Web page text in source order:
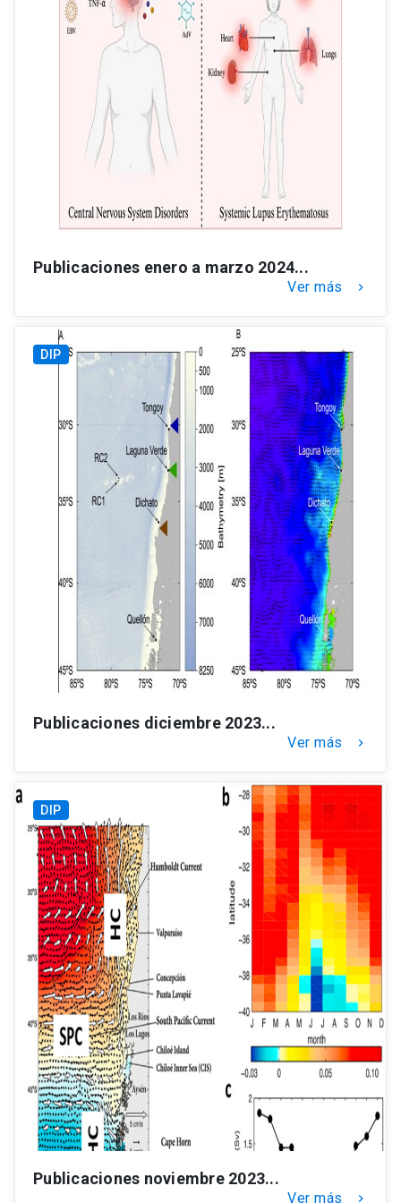
Publicaciones enero a marzo 2024...
Ver más keyboard_arrow_right
DIP
Publicaciones diciembre 2023...
Ver más keyboard_arrow_right
DIP
Publicaciones noviembre 2023...
Ver más keyboard_arrow_right